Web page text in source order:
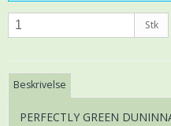
Stk
Beskrivelse
PERFECTLY GREEN